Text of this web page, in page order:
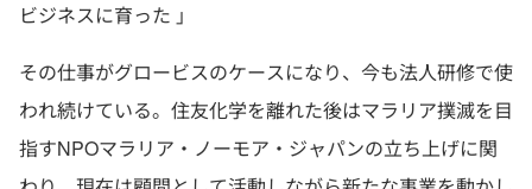
ビジネスに育った 」
その仕事がグロービスのケースになり、今も法人研修で使
われ続けている。住友化学を離れた後はマラリア撲滅を目
指すNPOマラリア・ノーモア・ジャパンの立ち上げに関